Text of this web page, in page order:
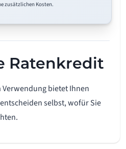
zusätzlichen Kosten.
Ratenkredit
bietet Ihnen
selbst, wofür Sie